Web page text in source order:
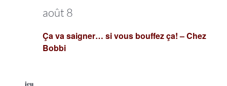
Ça va saigner… si vous bouffez ça! – Chez
Bobbi
août 8
jeu